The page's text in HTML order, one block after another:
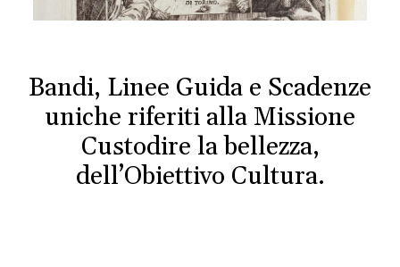
Bandi, Linee Guida e Scadenze
uniche riferiti alla Missione
Custodire la bellezza,
dell’Obiettivo Cultura.